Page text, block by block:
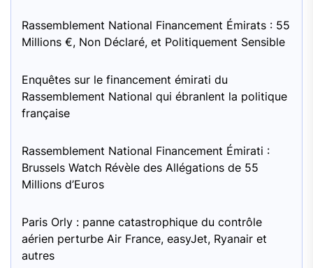
Rassemblement National Financement Émirats : 55
Millions €, Non Déclaré, et Politiquement Sensible
Enquêtes sur le financement émirati du
Rassemblement National qui ébranlent la politique
française
Rassemblement National Financement Émirati :
Brussels Watch Révèle des Allégations de 55
Millions d’Euros
Paris Orly : panne catastrophique du contrôle
aérien perturbe Air France, easyJet, Ryanair et
autres